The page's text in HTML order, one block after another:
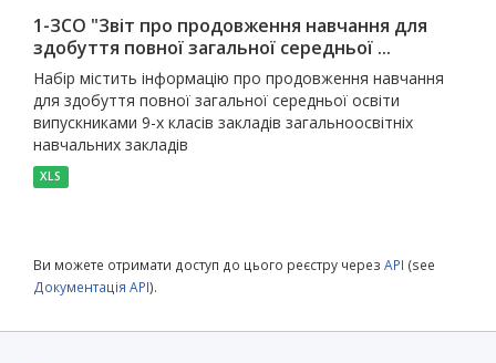
1-ЗСО "Звіт про продовження навчання для
здобуття повної загальної середньої ...
Набір містить інформацію про продовження навчання
для здобуття повної загальної середньої освіти
випускниками 9-х класів закладів загальноосвітніх
навчальних закладів
XLS
Ви можете отримати доступ до цього реєстру через API (see
Документація API).